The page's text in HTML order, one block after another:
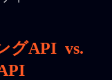
グAPI vs.